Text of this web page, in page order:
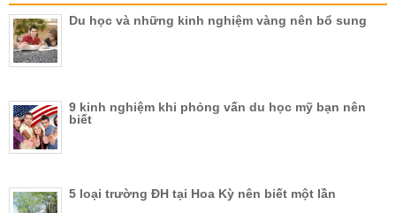
Du học và những kinh nghiệm vàng nên bổ sung
9 kinh nghiệm khi phỏng vấn du học mỹ bạn nên
biết
5 loại trường ĐH tại Hoa Kỳ nên biết một lần